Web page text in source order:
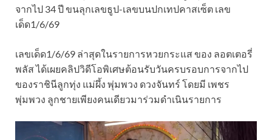
จากไป 34 ปี ขนลุกเลขธูป-เลขบนปกเทปคาสเซ็ต เลข
เด็ด1/6/69
เลขเด็ด1/6/69 ล่าสุดในรายการหวยกระแส ของ ลอตเตอรี่
พลัส ได้เผยคลิปวิดีโอพิเศษต้อนรับวันครบรอบการจากไป
ของราชินีลูกทุ่ง แม่ผึ้ง พุ่มพวง ดวงจันทร์ โดยมี เพชร
พุ่มพวง ลูกชายเพียงคนเดียวมาร่วมดำเนินรายการ